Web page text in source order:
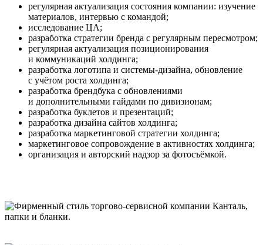
регулярная актуализация состояния компании: изучение
материалов, интервью с командой;
исследование ЦА;
разработка стратегии бренда с регулярным пересмотром;
регулярная актуализация позиционирования
и коммуникаций холдинга;
разработка логотипа и системы-дизайна, обновление
с учётом роста холдинга;
разработка брендбука с обновлениями
и дополнительными гайдами по дивизионам;
разработка буклетов и презентаций;
разработка дизайна сайтов холдинга;
разработка маркетинговой стратегии холдинга;
маркетинговое сопровождение в активностях холдинга;
организация и авторский надзор за фотосъёмкой.